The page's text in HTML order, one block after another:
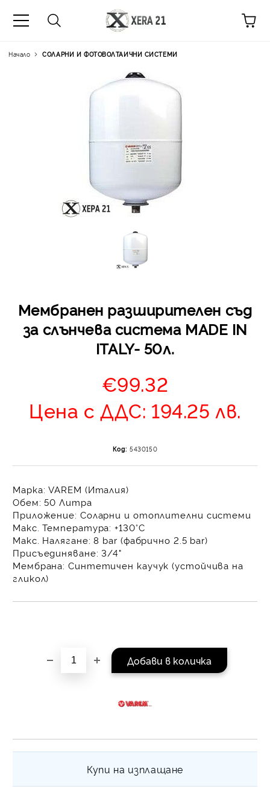
Начало СОЛАРНИ И ФОТОВОЛТАИЧНИ СИСТЕМИ
Мембранен разширителен съд
за слънчева система MADE IN
ITALY- 50л.
€99.32
Цена с ДДС: 194.25 лв.
Код: 5430150
Марка: VAREM (Италия)
Обем: 50 Литра
Приложение: Соларни и отоплителни системи
Макс. Температура: +130°C
Макс. Налягане: 8 bar (фабрично 2.5 bar)
Присъединяване: 3/4"
Мембрана: Синтетичен каучук (устойчива на
гликол)
Купи на изплащане
Отложено до 30 дни
изпращане на
оскъпяване. За
Плащане на 4 вноски.
от стойността на
стойност до 1000 лв.
Плащане на 6
равни месечни вноски